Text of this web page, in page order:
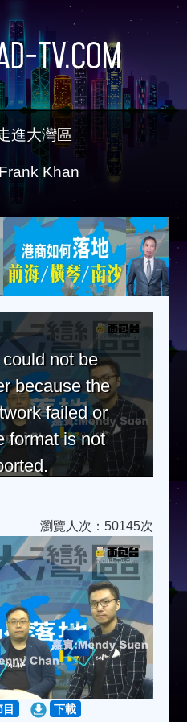
TV.com
進大灣區
Khan
not be
because the
failed or
format is not
瀏覽人次：50145次
下載